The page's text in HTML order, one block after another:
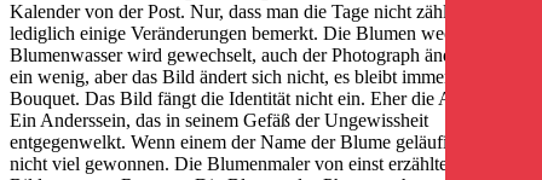
Kalender von der Post. Nur, dass man die Tage nicht zählt, sondern
lediglich einige Veränderungen bemerkt. Die Blumen wechseln, das
Blumenwasser wird gewechselt, auch der Photograph ändert sich
ein wenig, aber das Bild ändert sich nicht, es bleibt immer ein
Bouquet. Das Bild fängt die Identität nicht ein. Eher die Alterität.
Ein ­Anderssein, das in seinem Gefäß der Ungewissheit
entgegenwelkt. Wenn einem der Name der Blume geläufig ist, ist
nicht viel gewonnen. Die Blumen­maler von einst erzählten in ihren